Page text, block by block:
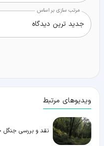
مرتب سازی بر اساس
جدید ترین دیدگاه
ویدیوهای مرتبط
نقد و بررسی جنگل